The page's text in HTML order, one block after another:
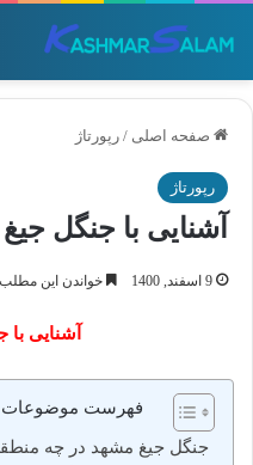
صفحه اصلی / رپورتاژ
رپورتاژ
آشنایی با جنگل
9 اسفند, 1400 خواندن این مطلب 4 دقیقه زمان میبرد
آشنایی
فهرست موضوعات
جنگل جیغ مشهد در چه